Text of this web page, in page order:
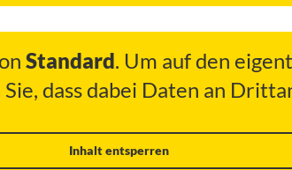
Standard. Um auf den
dass dabei Daten an
Inhalt entsperren